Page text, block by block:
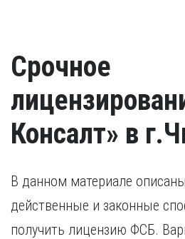
Срочное
Консалт» в
В данном материале
действенные и законные
получить лицензию ФСБ.